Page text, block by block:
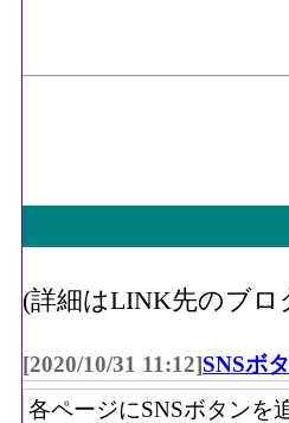
(詳細はLINK先のブロ
[2020/10/31 11:12]SNSボ
各ページにSNSボタンを